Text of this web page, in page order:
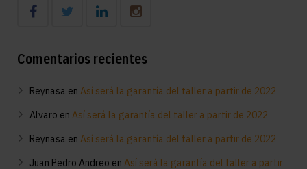
Comentarios recientes
Reynasa en Así será la garantía del taller a partir de 2022
Alvaro en Así será la garantía del taller a partir de 2022
Reynasa en Así será la garantía del taller a partir de 2022
Juan Pedro Andreo en Así será la garantía del taller a partir